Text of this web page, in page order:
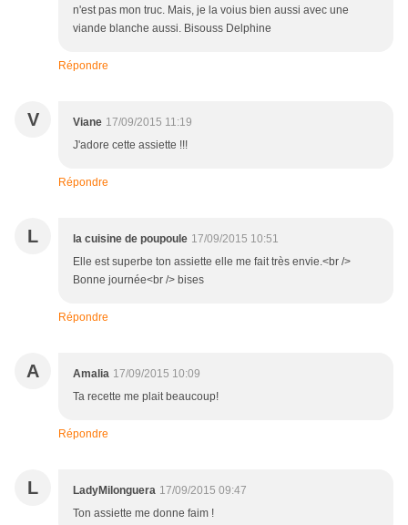
n'est pas mon truc. Mais, je la voius bien aussi avec une
viande blanche aussi. Bisouss Delphine
Répondre
V Viane 17/09/2015 11:19
J'adore cette assiette !!!
Répondre
L la cuisine de poupoule 17/09/2015 10:51
Elle est superbe ton assiette elle me fait très envie.<br />
Bonne journée<br /> bises
Répondre
A Amalia 17/09/2015 10:09
Ta recette me plait beaucoup!
Répondre
L LadyMilonguera 17/09/2015 09:47
Ton assiette me donne faim !